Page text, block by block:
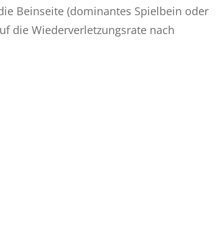
Beinseite (dominantes Spielbein oder
die Wiederverletzungsrate nach